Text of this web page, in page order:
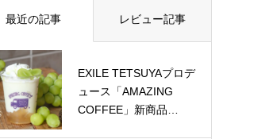
最近の記事 レビュー記事
EXILE TETSUYAプロデ
ュース「AMAZING
COFFEE」新商品…